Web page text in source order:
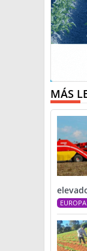
MÁS
EUROPA